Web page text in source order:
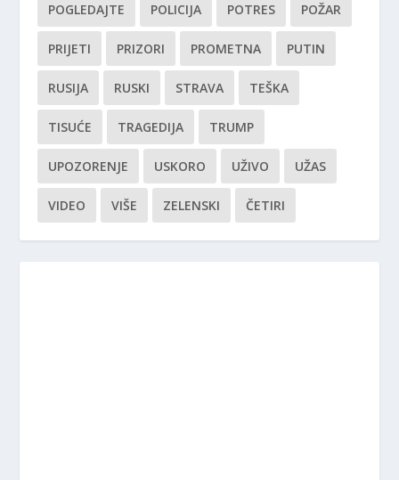
POGLEDAJTE POLICIJA POTRES POŽAR
PRIJETI PRIZORI PROMETNA PUTIN
RUSIJA RUSKI STRAVA TEŠKA
TISUĆE TRAGEDIJA TRUMP
UPOZORENJE USKORO UŽIVO UŽAS
VIDEO VIŠE ZELENSKI ČETIRI